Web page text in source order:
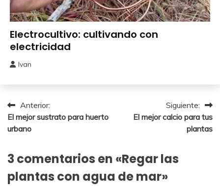
Experimentos
Electrocultivo: cultivando con
electricidad
febrero,
Ivan
Navegación
de
Anterior:
El mejor sustrato para huerto
urbano
Siguiente:
El mejor calcio para tus
plantas
3 comentarios en «Regar las
plantas con agua de mar»